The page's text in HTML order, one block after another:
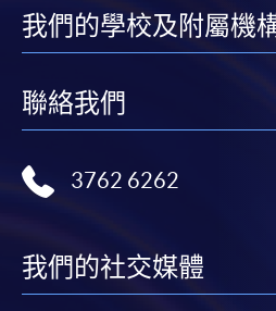
信支付」(Online WeChat Pay)
報讀新課程
填寫網上報名表格
後按照指示填妥網上報名表
我們的學校及附屬機
聯絡我們
3762 6262
我們的社交媒體